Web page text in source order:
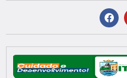
conteúdo
F
a
c
b
o
o